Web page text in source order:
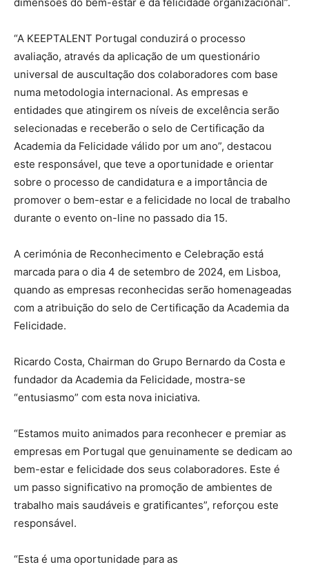
“A KEEPTALENT Portugal conduzirá o processo
avaliação, através da aplicação de um questionário
universal de auscultação dos colaboradores com base
numa metodologia internacional. As empresas e
entidades que atingirem os níveis de excelência serão
selecionadas e receberão o selo de Certificação da
Academia da Felicidade válido por um ano”, destacou
este responsável, que teve a oportunidade e orientar
sobre o processo de candidatura e a importância de
promover o bem-estar e a felicidade no local de trabalho
durante o evento on-line no passado dia 15.
A cerimónia de Reconhecimento e Celebração está
marcada para o dia 4 de setembro de 2024, em Lisboa,
quando as empresas reconhecidas serão homenageadas
com a atribuição do selo de Certificação da Academia da
Felicidade.
Ricardo Costa, Chairman do Grupo Bernardo da Costa e
fundador da Academia da Felicidade, mostra-se
“entusiasmo” com esta nova iniciativa.
“Estamos muito animados para reconhecer e premiar as
empresas em Portugal que genuinamente se dedicam ao
bem-estar e felicidade dos seus colaboradores. Este é
um passo significativo na promoção de ambientes de
trabalho mais saudáveis e gratificantes”, reforçou este
responsável.
“Esta é uma oportunidade para as